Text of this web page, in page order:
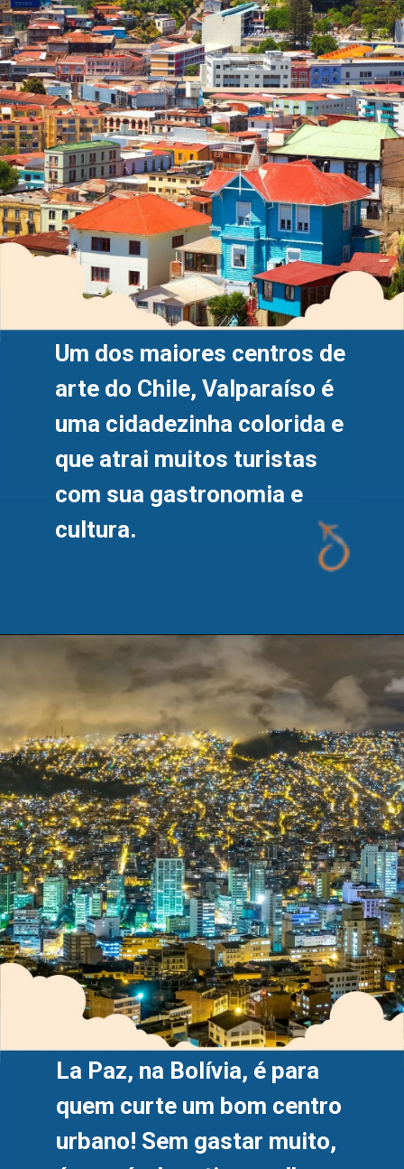
Um dos maiores centros de
arte do Chile, Valparaíso é
uma cidadezinha colorida e
que atrai muitos turistas
com sua gastronomia e
cultura.
La Paz, na Bolívia, é para
quem curte um bom centro
urbano! Sem gastar muito,